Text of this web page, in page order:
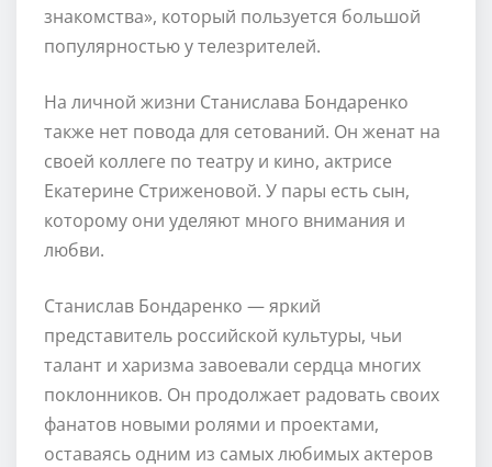
знакомства», который пользуется большой
популярностью у телезрителей.
На личной жизни Станислава Бондаренко
также нет повода для сетований. Он женат на
своей коллеге по театру и кино, актрисе
Екатерине Стриженовой. У пары есть сын,
которому они уделяют много внимания и
любви.
Станислав Бондаренко — яркий
представитель российской культуры, чьи
талант и харизма завоевали сердца многих
поклонников. Он продолжает радовать своих
фанатов новыми ролями и проектами,
оставаясь одним из самых любимых актеров